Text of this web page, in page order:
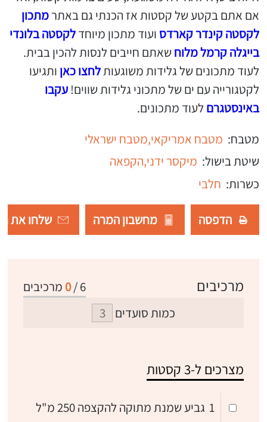
אם אתם בקטע של קסטות אז הכנתי גם באתרמתכון
לקסטה קינדר קארדס ועוד מתכון מיוחדלקסטה בלונדי
בייגלה קרמל מלוח שאתם חייבים לנסות להכין בבית.
לעוד מתכונים של גלידות משוגעותלחצו כאן ותגיעו
לקטגורייה עם ים של מתכוני גלידות שווים! עקבו
באינסטגרם לעוד מתכונים.
מטבח: מטבח אמריקאי,מטבח ישראלי
שיטת בישול: מיקסר ידני,הקפאה
כשרות: חלבי
הדפסה מחשבון המרה שלחו את
6
/
0 מרכיבים מרכיבים
כמות סועדים
מצרכים ל-3 קסטות
1 גביע שמנת מתוקה להקצפה 250 מ"ל